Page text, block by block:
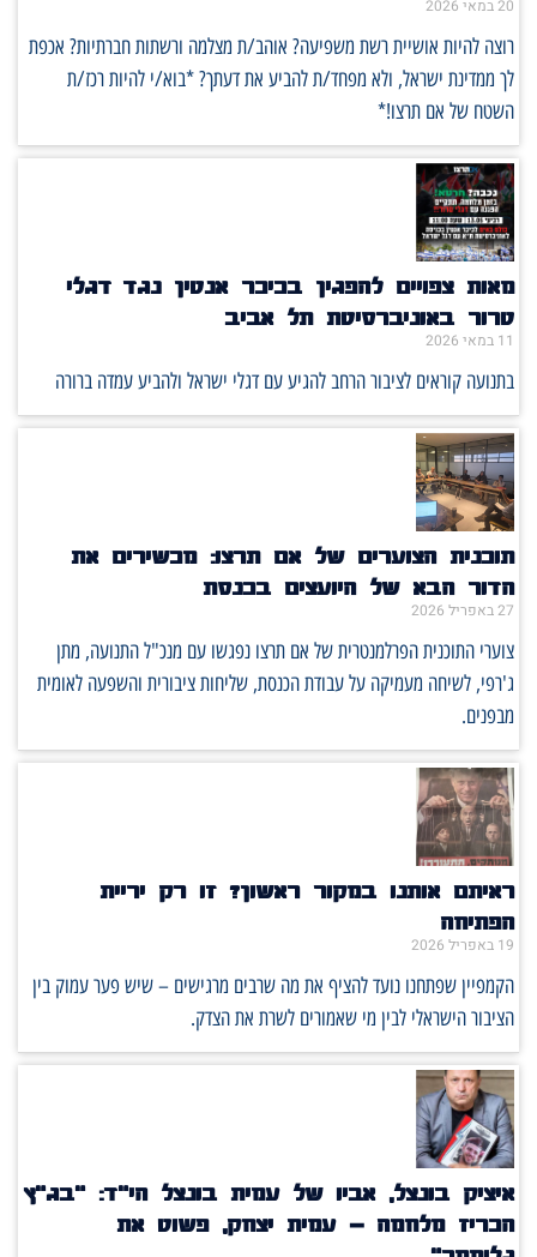
20 במאי 2026
רוצה להיות אושיית רשת משפיעה? אוהב/ת מצלמה ורשתות חברתיות? אכפת
לך ממדינת ישראל, ולא מפחד/ת להביע את דעתך? *בוא/י להיות רכז/ת
השטח של אם תרצו!*
מאות צפויים להפגין בכיכר אנטין נגד דגלי
טרור באוניברסיטת תל אביב
11 במאי 2026
בתנועה קוראים לציבור הרחב להגיע עם דגלי ישראל ולהביע עמדה ברורה
תוכנית הצוערים של אם תרצו: מכשירים את
הדור הבא של היועצים בכנסת
27 באפריל 2026
צוערי התוכנית הפרלמנטרית של אם תרצו נפגשו עם מנכ"ל התנועה, מתן
ג'רפי, לשיחה מעמיקה על עבודת הכנסת, שליחות ציבורית והשפעה לאומית
מבפנים.
ראיתם אותנו במקור ראשון? זו רק יריית
הפתיחה
19 באפריל 2026
הקמפיין שפתחנו נועד להציף את מה שרבים מרגישים – שיש פער עמוק בין
הציבור הישראלי לבין מי שאמורים לשרת את הצדק.
איציק בונצל, אביו של עמית בונצל הי"ד: "בג"ץ
הכריז מלחמה – עמית יצחק, פשוט את